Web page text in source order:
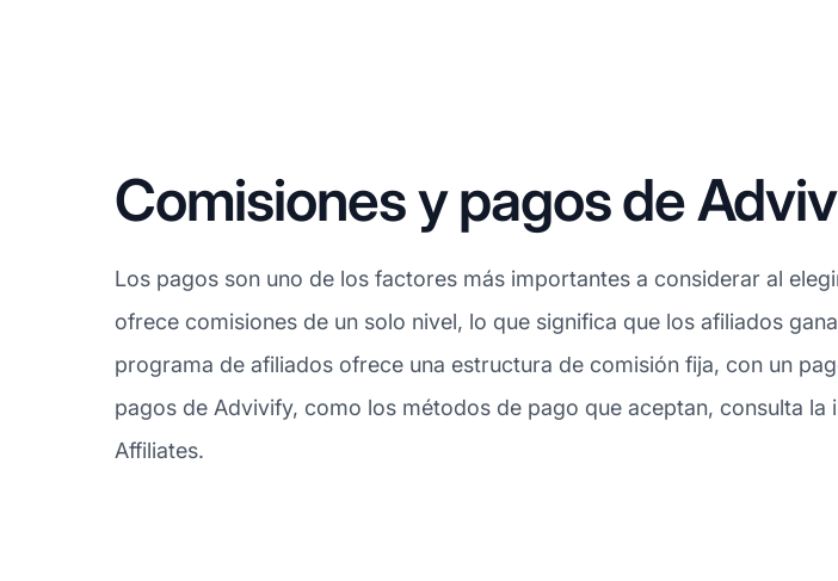
Comisiones y pagos de
Los pagos son uno de los factores más importantes a considerar al
ofrece comisiones de un solo nivel, lo que significa que los afiliados
programa de afiliados ofrece una estructura de comisión fija, con un
pagos de Advivify, como los métodos de pago que aceptan, consulta
Affiliates.